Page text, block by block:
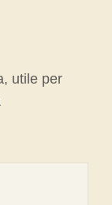
utile per